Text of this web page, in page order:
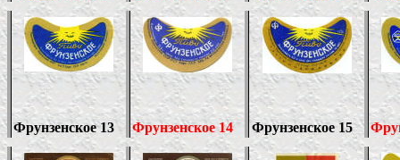
Фрунзенское 13 Фрунзенское 14 Фрунзенское 15